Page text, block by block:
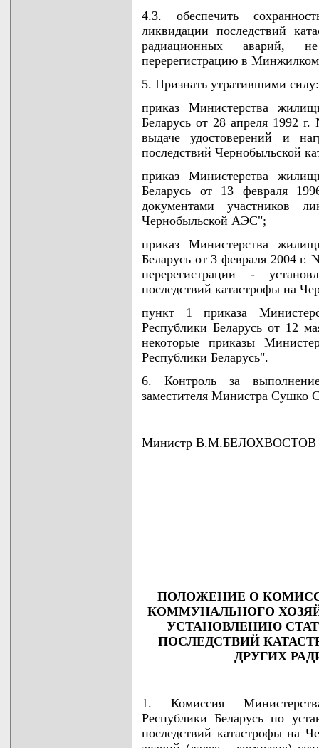
4.3. обеспечить
ликвидации последствий
радиационных аварий,
перерегистрацию в
5. Признать утратившими силу:
приказ Министерства
Беларусь от 28 апреля 1992
выдаче удостоверений и
последствий Чернобыльской
приказ Министерства
Беларусь от 13 февраля
документами участников
Чернобыльской АЭС";
приказ Министерства
Беларусь от 3 февраля 2004
перерегистрации -
последствий катастрофы на
пункт 1 приказа
Республики Беларусь от 12
некоторые приказы
Республики Беларусь".
6. Контроль за
заместителя Министра Сушко
Министр В.М.БЕЛОХВОСТОВ
ПОЛОЖЕНИЕ О
КОММУНАЛЬНОГО
УСТАНОВЛЕНИЮ
ПОСЛЕДСТВИЙ
ДРУГИХ
1. Комиссия
Республики Беларусь по
последствий катастрофы на